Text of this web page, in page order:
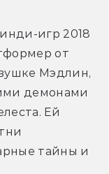
игр 2018
от
Мэдлин,
демонами
Ей
тайны и